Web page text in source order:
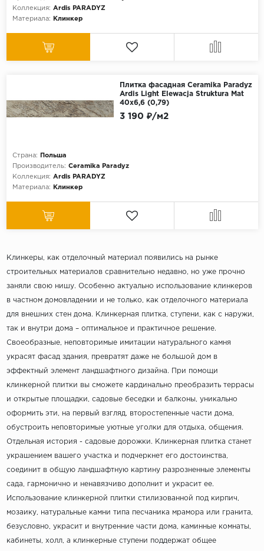
Коллекция: Ardis PARADYZ
Материала:
Клинкер
Плитка фасадная Ceramika Paradyz
Ardis Light Elewacja Struktura Mat
40x6,6 (0,79)
Страна:
Польша
Производитель: Ceramika Paradyz
Коллекция: Ardis PARADYZ
Материала:
Клинкер
3 190 ₽/м2
Клинкеры, как отделочный материал появились на рынке
строительных материалов сравнительно недавно, но уже прочно
заняли свою нишу. Особенно актуально использование клинкеров
в частном домовладении и не только, как отделочного материала
для внешних стен дома. Клинкерная плитка, ступени, как с наружи,
так и внутри дома – оптимальное и практичное решение.
Своеобразные, неповторимые имитации натурального камня
украсят фасад здания, превратят даже не большой дом в
эффектный элемент ландшафтного дизайна. При помощи
клинкерной плитки вы сможете кардинально преобразить террасы
и открытые площадки, садовые беседки и балконы, уникально
оформить эти, на первый взгляд, второстепенные части дома,
обустроить неповторимые уютные уголки для отдыха, общения.
Отдельная история - садовые дорожки. Клинкерная плитка станет
украшением вашего участка и подчеркнет его достоинства,
соединит в общую ландшафтную картину разрозненные элементы
сада, гармонично и ненавязчиво дополнит и украсит ее.
Использование клинкерной плитки стилизованной под кирпич,
мозаику, натуральные камни типа песчаника мрамора или гранита,
безусловно, украсит и внутренние части дома, каминные комнаты,
кабинеты, холл, а клинкерные ступени поддержат общее